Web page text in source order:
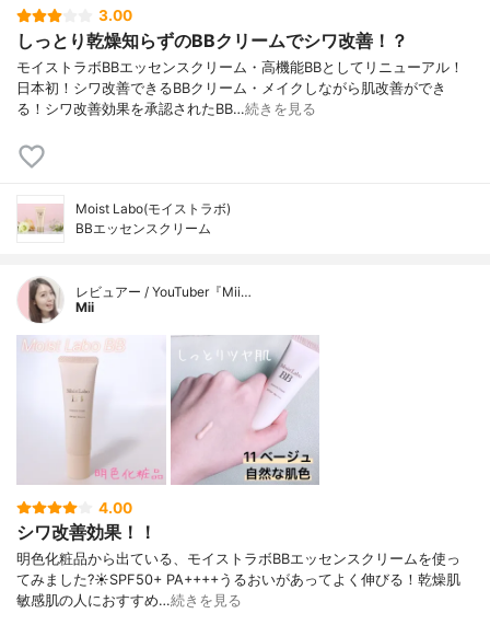
3.00
しっとり乾燥知らずのBBクリームでシワ改善！？
モイストラボBBエッセンスクリーム・高機能BBとしてリニューアル！
日本初！シワ改善できるBBクリーム・メイクしながら肌改善ができ
る！シワ改善効果を承認されたBB…続きを見る
Moist Labo(モイストラボ)
BBエッセンスクリーム
レビュアー / YouTuber『Mii…
Mii
4.00
シワ改善効果！！
明色化粧品から出ている、モイストラボBBエッセンスクリームを使っ
てみました?☀️SPF50+ PA++++うるおいがあってよく伸びる！乾燥肌
敏感肌の人におすすめ…続きを見る